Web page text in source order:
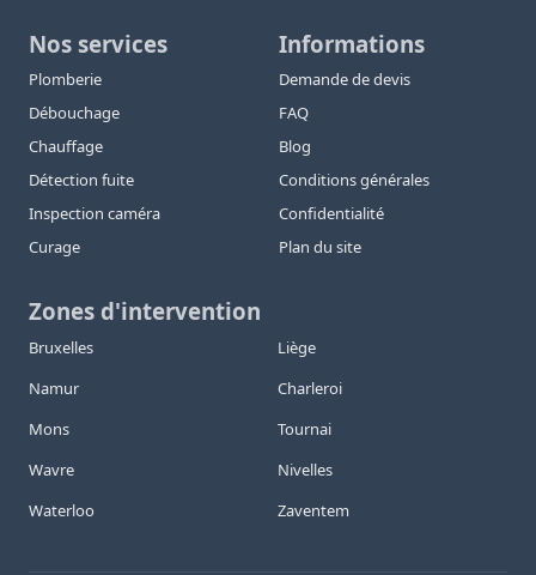
Nos services
Plomberie
Débouchage
Chauffage
Détection fuite
Inspection caméra
Curage
Informations
Demande de devis
FAQ
Blog
Conditions générales
Confidentialité
Plan du site
Zones d'intervention
Bruxelles
Liège
Namur
Charleroi
Mons
Tournai
Wavre
Nivelles
Waterloo
Zaventem